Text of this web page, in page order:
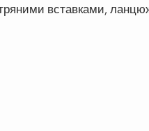
вставками,